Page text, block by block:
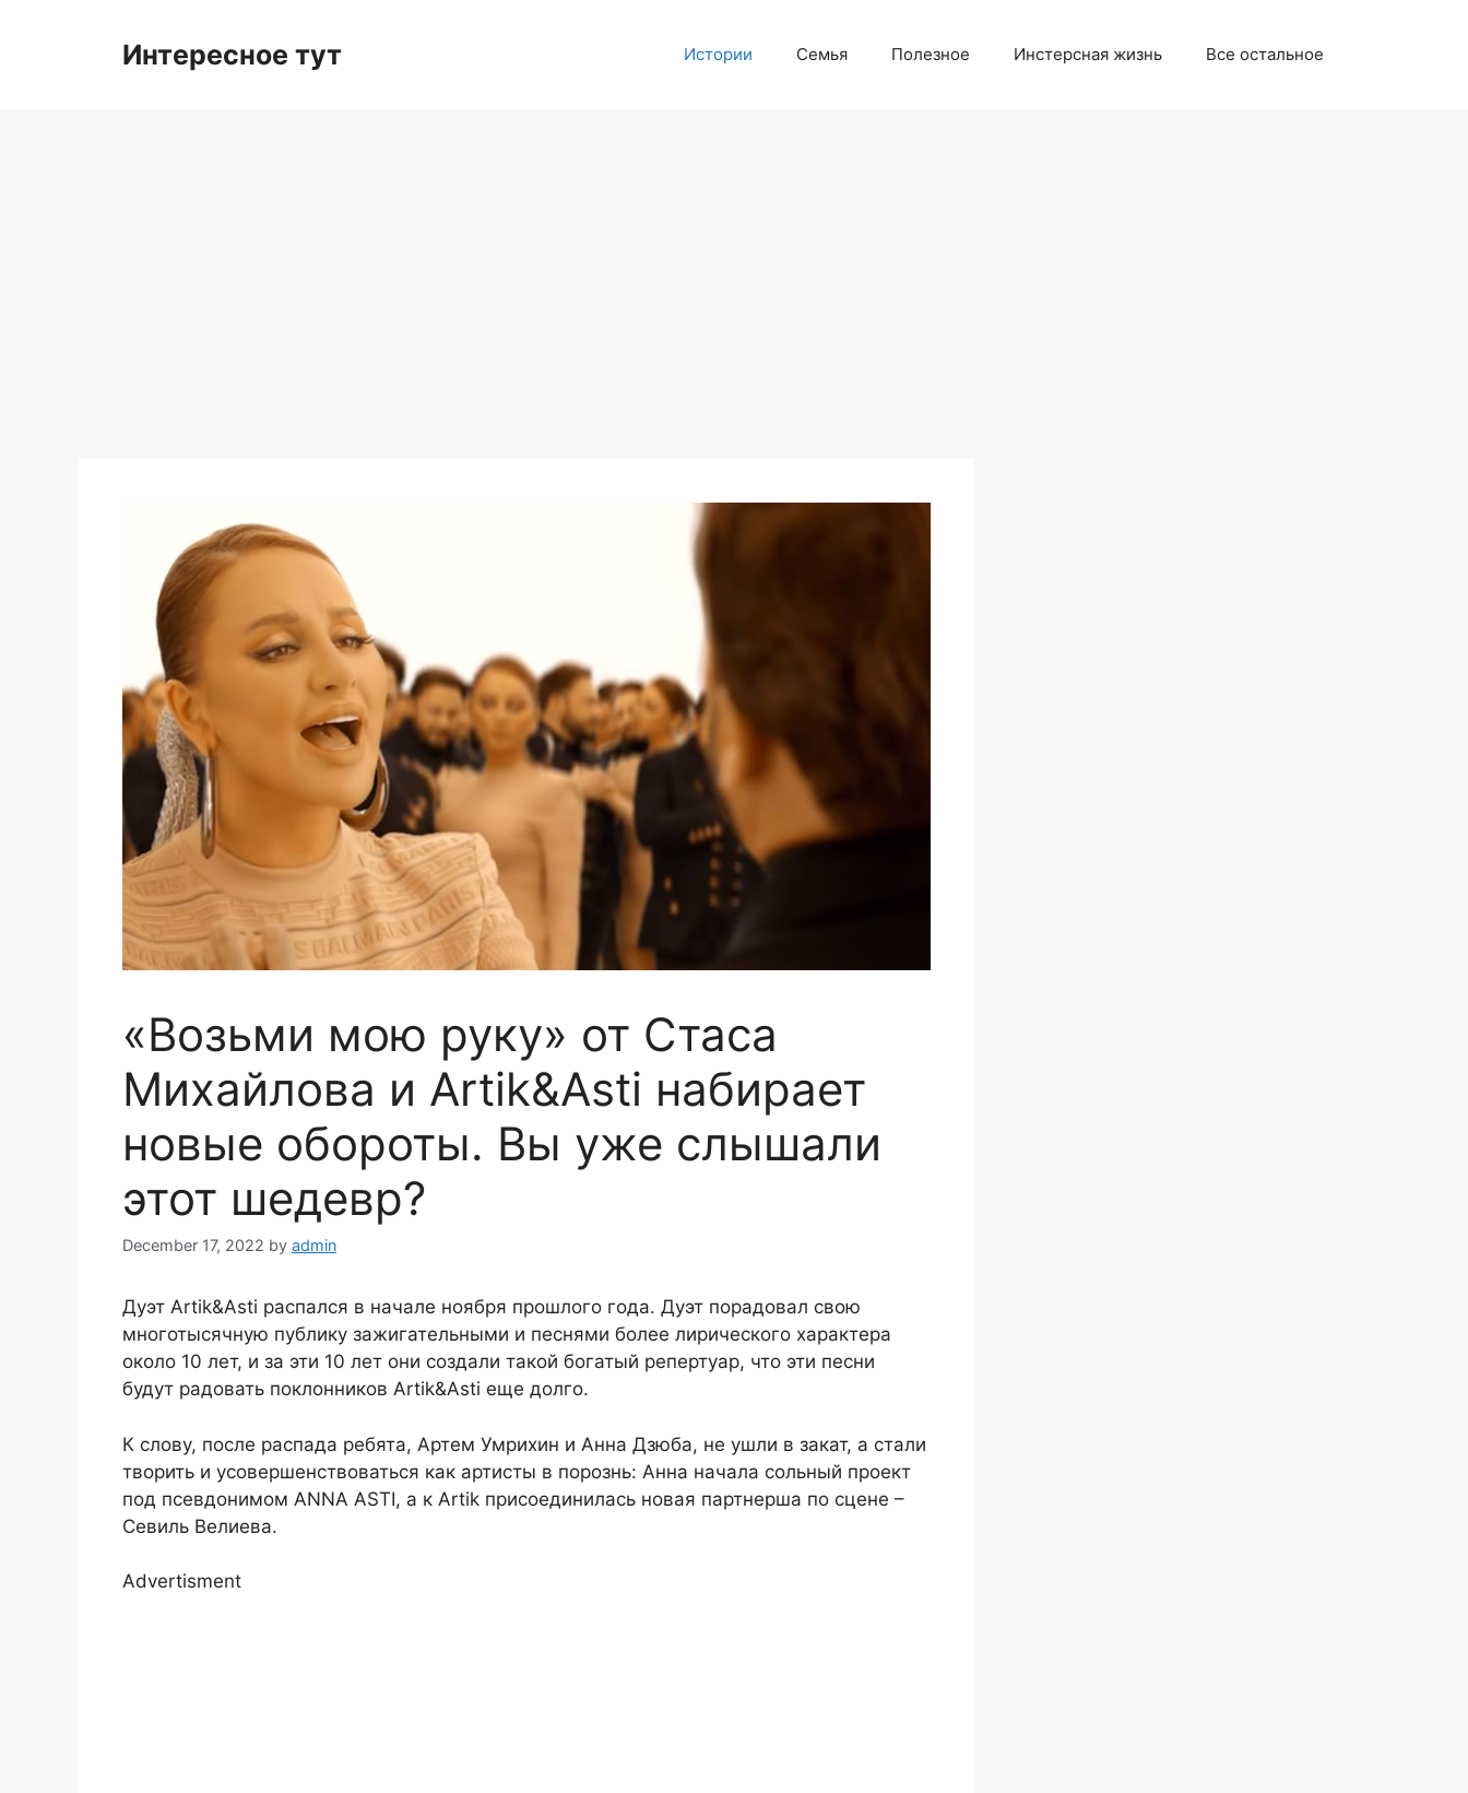
Интересное тут Истории Семья Полезное Инстерсная жизнь Все остальное
«Возьми мою руку» от Стаса
Михайлова и Artik&Asti набирает
новые обороты. Вы уже слышали
этот шедевр?
December 17, 2022 by admin
Дуэт Artik&Asti распался в начале ноября прошлого года. Дуэт порадовал свою
многотысячную публику зажигательными и песнями более лирического характера
около 10 лет, и за эти 10 лет они создали такой богатый репертуар, что эти песни
будут радовать поклонников Artik&Asti еще долго.
К слову, после распада ребята, Артем Умрихин и Анна Дзюба, не ушли в закат, а стали
творить и усовершенствоваться как артисты в порознь: Анна начала сольный проект
под псевдонимом ANNA ASTI, а к Artik присоединилась новая партнерша по сцене –
Севиль Велиева.
Advertisment